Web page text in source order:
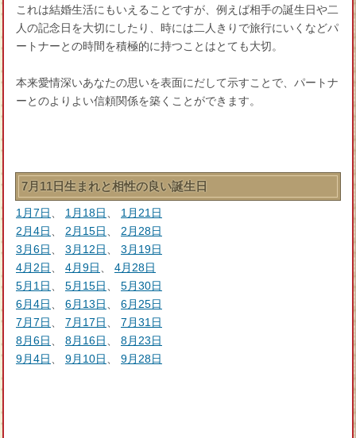
これは結婚生活にもいえることですが、例えば相手の誕生日や二
人の記念日を大切にしたり、時には二人きりで旅行にいくなどパ
ートナーとの時間を積極的に持つことはとても大切。
本来愛情深いあなたの思いを表面にだして示すことで、パートナ
ーとのよりよい信頼関係を築くことができます。
7月11日生まれと相性の良い誕生日
1月7日、 1月18日、 1月21日
2月4日、 2月15日、 2月28日
3月6日、 3月12日、 3月19日
4月2日、 4月9日、 4月28日
5月1日、 5月15日、 5月30日
6月4日、 6月13日、 6月25日
7月7日、 7月17日、 7月31日
8月6日、 8月16日、 8月23日
9月4日、 9月10日、 9月28日